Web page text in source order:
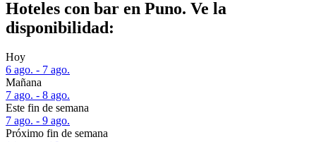
Hoteles con bar en Puno. Ve la
disponibilidad:
Hoy
6 ago. - 7 ago.
Mañana
7 ago. - 8 ago.
Este fin de semana
7 ago. - 9 ago.
Próximo fin de semana